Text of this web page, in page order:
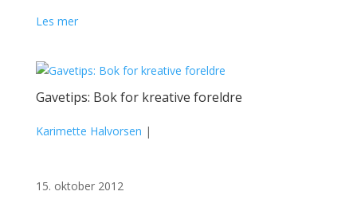
Les mer
Gavetips: Bok for kreative foreldre
Karimette Halvorsen |
15. oktober 2012